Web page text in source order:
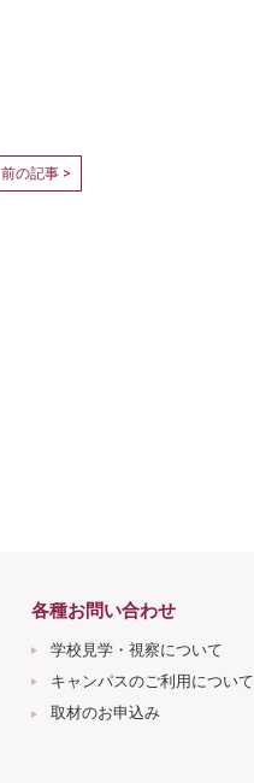
前の記事 >
各種お問い合わせ
学校見学・視察について
キャンパスのご利用について
取材のお申込み